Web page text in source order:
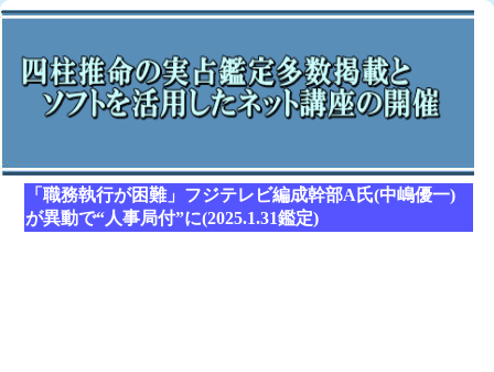
「職務執行が困難」フジテレビ編成幹部A氏(中嶋優一)
が異動で“人事局付”に(2025.1.31鑑定)